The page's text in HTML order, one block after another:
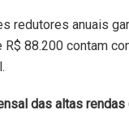
redutores anuais
R$ 88.200 contam
das altas